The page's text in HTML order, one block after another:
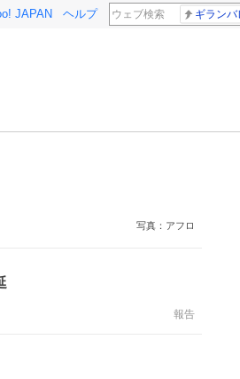
JAPAN ヘルプ
写真：アフロ
報告